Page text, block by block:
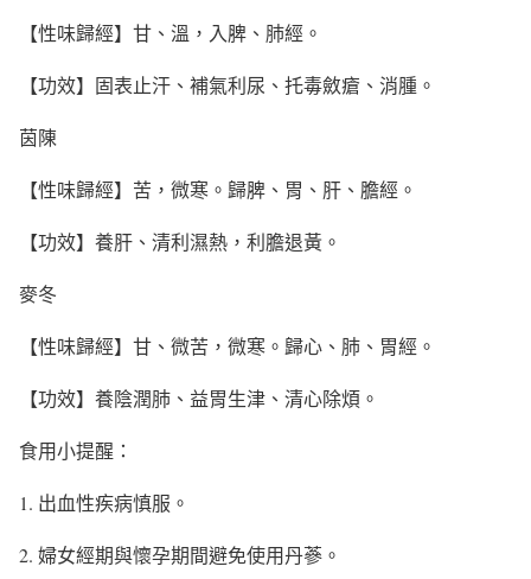
【性味歸經】甘、溫，入脾、肺經。
【功效】固表止汗、補氣利尿、托毒斂瘡、消腫。
茵陳
【性味歸經】苦，微寒。歸脾、胃、肝、膽經。
【功效】養肝、清利濕熱，利膽退黃。
麥冬
【性味歸經】甘、微苦，微寒。歸心、肺、胃經。
【功效】養陰潤肺、益胃生津、清心除煩。
食用小提醒：
1. 出血性疾病慎服。
2. 婦女經期與懷孕期間避免使用丹蔘。